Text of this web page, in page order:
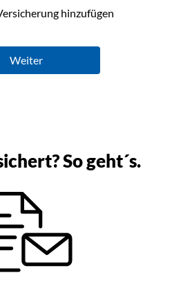
hinzufügen
So geht´s.